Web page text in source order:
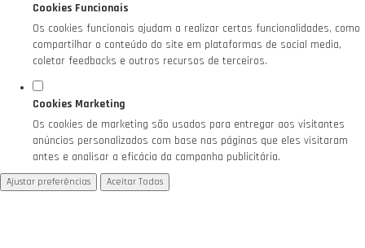
Cookies Funcionais
Os cookies funcionais ajudam a realizar certas funcionalidades, como
compartilhar o conteúdo do site em plataformas de social media,
coletar feedbacks e outros recursos de terceiros.
Cookies Marketing
Os cookies de marketing são usados para entregar aos visitantes
anúncios personalizados com base nas páginas que eles visitaram
antes e analisar a eficácia da campanha publicitária.
Ajustar preferências Aceitar Todos